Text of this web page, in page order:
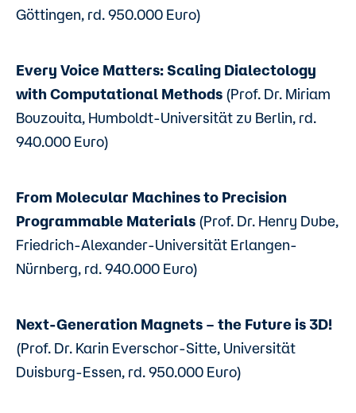
Göttingen, rd. 950.000 Euro)
Every Voice Matters: Scaling Dialectology
with Computational Methods (Prof. Dr. Miriam
Bouzouita, Humboldt-Universität zu Berlin, rd.
940.000 Euro)
From Molecular Machines to Precision
Programmable Materials (Prof. Dr. Henry Dube,
Friedrich-Alexander-Universität Erlangen-
Nürnberg, rd. 940.000 Euro)
Next-Generation Magnets – the Future is 3D!
(Prof. Dr. Karin Everschor-Sitte, Universität
Duisburg-Essen, rd. 950.000 Euro)